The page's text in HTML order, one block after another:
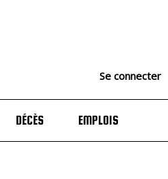
Se connecter
DÉCÈS EMPLOIS